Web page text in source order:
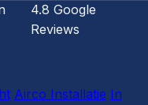
4.8 Google
Reviews
Airco Installatie In